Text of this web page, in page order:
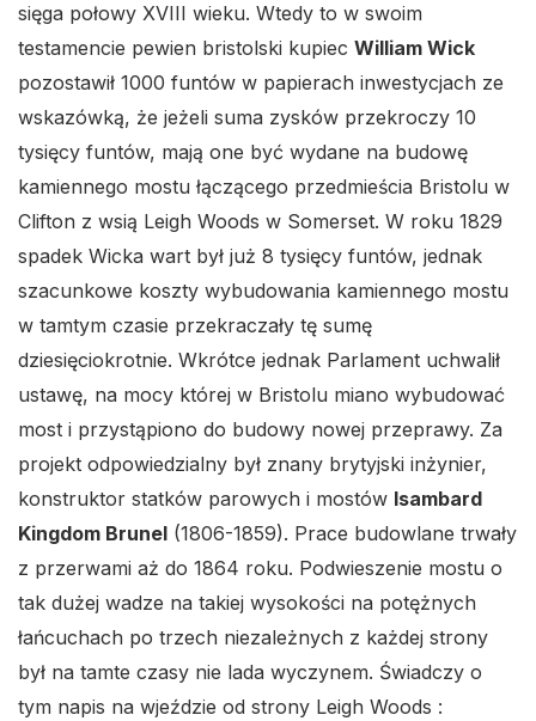
sięga połowy XVIII wieku. Wtedy to w swoim
testamencie pewien bristolski kupiec William Wick
pozostawił 1000 funtów w papierach inwestycjach ze
wskazówką, że jeżeli suma zysków przekroczy 10
tysięcy funtów, mają one być wydane na budowę
kamiennego mostu łączącego przedmieścia Bristolu w
Clifton z wsią Leigh Woods w Somerset. W roku 1829
spadek Wicka wart był już 8 tysięcy funtów, jednak
szacunkowe koszty wybudowania kamiennego mostu
w tamtym czasie przekraczały tę sumę
dziesięciokrotnie. Wkrótce jednak Parlament uchwalił
ustawę, na mocy której w Bristolu miano wybudować
most i przystąpiono do budowy nowej przeprawy. Za
projekt odpowiedzialny był znany brytyjski inżynier,
konstruktor statków parowych i mostów Isambard
Kingdom Brunel (1806-1859). Prace budowlane trwały
z przerwami aż do 1864 roku. Podwieszenie mostu o
tak dużej wadze na takiej wysokości na potężnych
łańcuchach po trzech niezależnych z każdej strony
był na tamte czasy nie lada wyczynem. Świadczy o
tym napis na wjeździe od strony Leigh Woods :